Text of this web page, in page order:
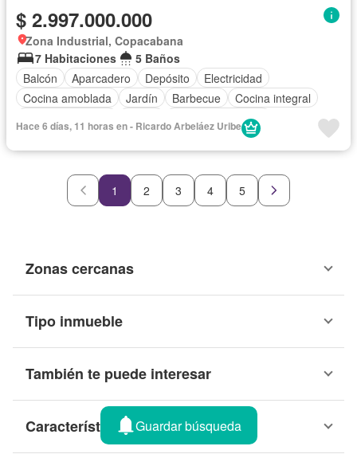
$ 2.997.000.000
Zona Industrial, Copacabana
7 Habitaciones
5 Baños
Balcón
Aparcadero Depósito
Electricidad
Cocina amoblada
Jardín Barbecue
Cocina integral
Seguridad privada
Hace 6 días, 11 horas en - Ricardo Arbeláez Uribe
1 2 3 4 5
Zonas cercanas
Tipo inmueble
También te puede interesar
Características Guardar búsqueda